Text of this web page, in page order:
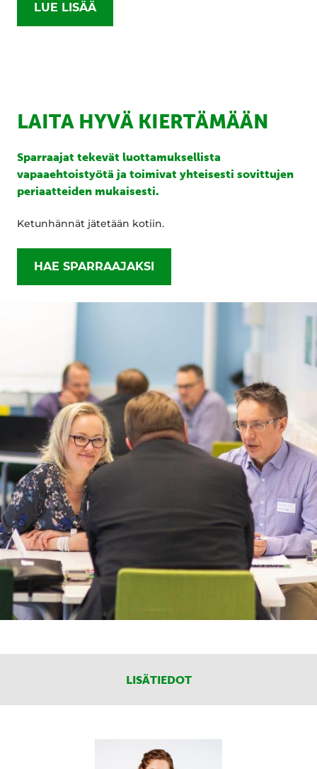
LUE LISÄÄ
LAITA HYVÄ KIERTÄMÄÄN
Sparraajat tekevät luottamuksellista
vapaaehtoistyötä ja toimivat yhteisesti sovittujen
periaatteiden mukaisesti.
Ketunhännät jätetään kotiin.
HAE SPARRAAJAKSI
LISÄTIEDOT